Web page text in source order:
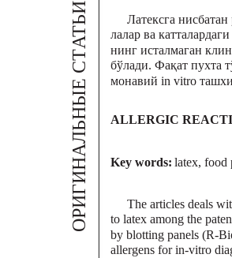
ОРИГИНАЛЬНЫЕ СТ
АТЬИ
Латексга
лалар ва
нинг исталмаган
бўлади. Фақат пухта
монавий in vitro
The articles deals
to latex among the
by blotting panels (R-
allergens for in-vitro
ALLERGIC
Key words: latex, food